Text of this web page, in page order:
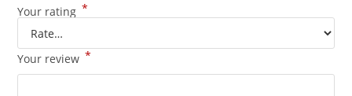
Your rating *
Your review *